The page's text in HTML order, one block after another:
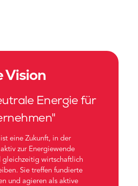
Vision
Energie für
eine Zukunft, in der
zur Energiewende
gleichzeitig wirtschaftlich
Sie treffen fundierte
und agieren als aktive